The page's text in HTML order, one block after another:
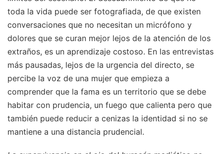
toda la vida puede ser fotografiada, de que existen
conversaciones que no necesitan un micrófono y
dolores que se curan mejor lejos de la atención de los
extraños, es un aprendizaje costoso. En las entrevistas
más pausadas, lejos de la urgencia del directo, se
percibe la voz de una mujer que empieza a
comprender que la fama es un territorio que se debe
habitar con prudencia, un fuego que calienta pero que
también puede reducir a cenizas la identidad si no se
mantiene a una distancia prudencial.